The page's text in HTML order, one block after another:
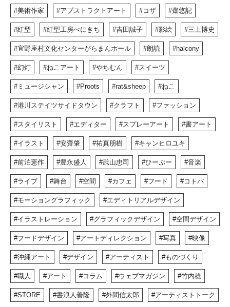
美術作家 アブストラクトアート コザ 齋悠記
紅型 紅型工房べにきち 吉田誠子 影絵 三上博史
宜野座村文化センターがらまんホール 朗読 halcony
幻灯 ねこアート やちむん スイーツ
ミュージシャン Proots rat&sheep ねこ
港川ステイツサイドタウン クラフト ファッション
スタイリスト エディター スプレーアート 書アート
イラスト 安齋肇 祐真朋樹 キャンヒロユキ
前泊憲作 豊永盛人 武山忠司 ひーぷー 音楽
ライブ 舞台 空間 カフェ フード コトバ
モーショングラフィック エディトリアルデザイン
イラストレーション グラフィックデザイン 空間デザイン
フードデザイン アートディレクション 写真 映像
沖縄アート デザイン アーティスト ものづくり
職人 アート コラム ウェブマガジン 竹内稔
STORE 書浪人善隆 外間信太郎 アーティストトーク